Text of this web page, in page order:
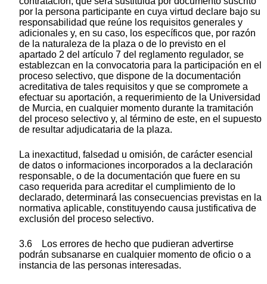
por la persona participante en cuya virtud declare bajo su
responsabilidad que reúne los requisitos generales y
adicionales y, en su caso, los específicos que, por razón
de la naturaleza de la plaza o de lo previsto en el
apartado 2 del artículo 7 del reglamento regulador, se
establezcan en la convocatoria para la participación en el
proceso selectivo, que dispone de la documentación
acreditativa de tales requisitos y que se compromete a
efectuar su aportación, a requerimiento de la Universidad
de Murcia, en cualquier momento durante la tramitación
del proceso selectivo y, al término de este, en el supuesto
de resultar adjudicataria de la plaza.
La inexactitud, falsedad u omisión, de carácter esencial
de datos o informaciones incorporados a la declaración
responsable, o de la documentación que fuere en su
caso requerida para acreditar el cumplimiento de lo
declarado, determinará las consecuencias previstas en la
normativa aplicable, constituyendo causa justificativa de
exclusión del proceso selectivo.
3.6 Los errores de hecho que pudieran advertirse
podrán subsanarse en cualquier momento de oficio o a
instancia de las personas interesadas.